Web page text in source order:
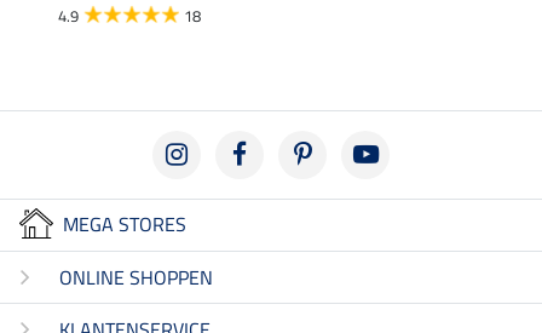
4.9 18
MEGA STORES
ONLINE SHOPPEN